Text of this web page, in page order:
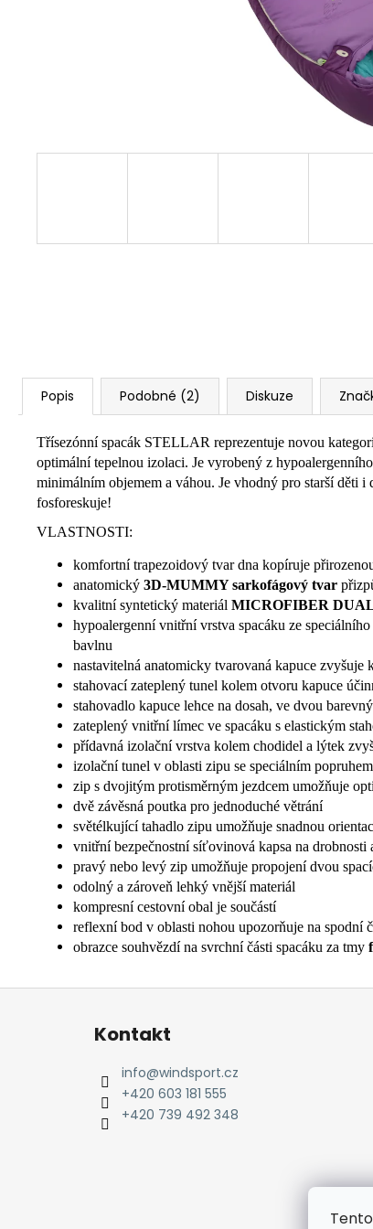
Popis Podobné (2) Diskuze
Třísezónní spacák STELLAR reprezentuje novou
optimální tepelnou izolaci. Je vyrobený z
minimálním objemem a váhou. Je vhodný pro starší děti
fosforeskuje!
VLASTNOSTI:
komfortní trapezoidový tvar dna kopíruje
anatomický 3D-MUMMY sarkofágový tvar
kvalitní syntetický materiál MICROFIBER
hypoalergenní vnitřní vrstva spacáku ze speciálního
bavlnu
nastavitelná anatomicky tvarovaná kapuce zvyšuje
stahovací zateplený tunel kolem otvoru kapuce
stahovadlo kapuce lehce na dosah, ve dvou
zateplený vnitřní límec ve spacáku s elastickým
přídavná izolační vrstva kolem chodidel a lýtek
izolační tunel v oblasti zipu se speciálním
zip s dvojitým protisměrným jezdcem umožňuje
dvě závěsná poutka pro jednoduché větrání
světélkující tahadlo zipu umožňuje snadnou
vnitřní bezpečnostní síťovinová kapsa na drobnosti
pravý nebo levý zip umožňuje propojení dvou
odolný a zároveň lehký vnější materiál
kompresní cestovní obal je součástí
reflexní bod v oblasti nohou upozorňuje na spodní
obrazce souhvězdí na svrchní části spacáku za tmy
Z
Kontakt
info@windsport.cz
+420 603 181 555
+420 739 492 348